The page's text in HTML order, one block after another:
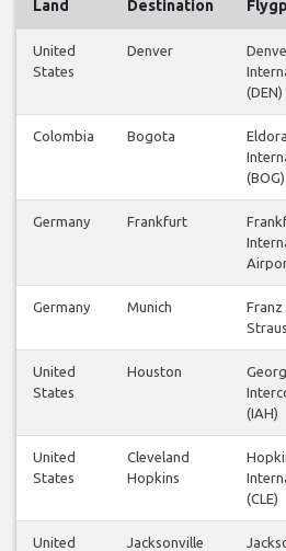
Land Destination
United
States
Denver
(DEN)
Colombia Bogota
(BOG)
Germany Frankfurt
Germany Munich
Franz
United
States
Houston
(IAH)
United
States
Cleveland
Hopkins
(CLE)
United
Jacksonville